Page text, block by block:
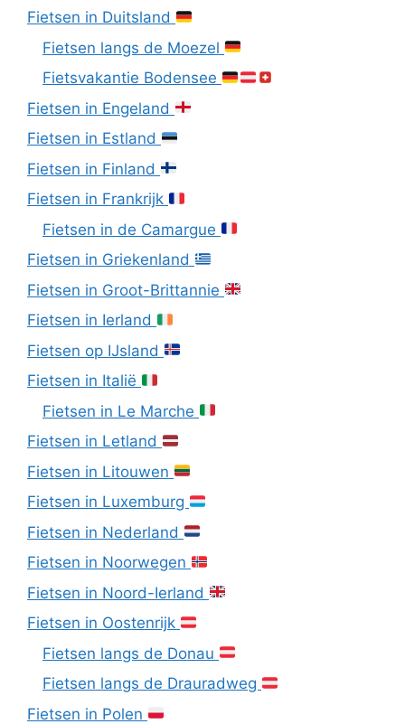
Fietsen in Duitsland
Fietsen langs de Moezel
Fietsvakantie Bodensee
Fietsen in Engeland
Fietsen in Estland
Fietsen in Finland
Fietsen in Frankrijk
Fietsen in de Camargue
Fietsen in Griekenland
Fietsen in Groot-Brittannie
Fietsen in Ierland
Fietsen op IJsland
Fietsen in Italië
Fietsen in Le Marche
Fietsen in Letland
Fietsen in Litouwen
Fietsen in Luxemburg
Fietsen in Nederland
Fietsen in Noorwegen
Fietsen in Noord-Ierland
Fietsen in Oostenrijk
Fietsen langs de Donau
Fietsen langs de Drauradweg
Fietsen in Polen